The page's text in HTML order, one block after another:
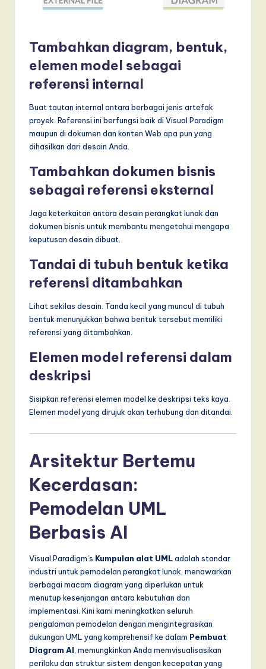
Tambahkan diagram, bentuk,
elemen model sebagai
referensi internal
Buat tautan internal antara berbagai jenis artefak
proyek. Referensi ini berfungsi baik di Visual Paradigm
maupun di dokumen dan konten Web apa pun yang
dihasilkan dari desain Anda.
Tambahkan dokumen bisnis
sebagai referensi eksternal
Jaga keterkaitan antara desain perangkat lunak dan
dokumen bisnis untuk membantu mengetahui mengapa
keputusan desain dibuat.
Tandai di tubuh bentuk ketika
referensi ditambahkan
Lihat sekilas desain. Tanda kecil yang muncul di tubuh
bentuk menunjukkan bahwa bentuk tersebut memiliki
referensi yang ditambahkan.
Elemen model referensi dalam
deskripsi
Sisipkan referensi elemen model ke deskripsi teks kaya.
Elemen model yang dirujuk akan terhubung dan ditandai.
Arsitektur Bertemu
Kecerdasan:
Pemodelan UML
Berbasis AI
Visual Paradigm’s Kumpulan alat UMLadalah standar
industri untuk pemodelan perangkat lunak, menawarkan
berbagai macam diagram yang diperlukan untuk
menutup kesenjangan antara kebutuhan dan
implementasi. Kini kami meningkatkan seluruh
pengalaman pemodelan dengan mengintegrasikan
dukungan UML yang komprehensif ke dalam Pembuat
Diagram AI , memungkinkan Anda memvisualisasikan
perilaku dan struktur sistem dengan kecepatan yang